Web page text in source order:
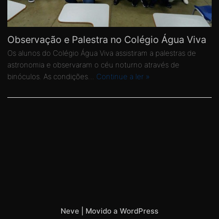
Observação e Palestra no Colégio Água Viva
Os alunos do Colégio Água Viva assistiram a palestras de
astronomia e observaram o céu noturno através de
binóculos. As condições… Continue a ler »
Neve | Movido a WordPress